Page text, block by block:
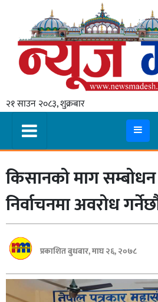
२१ साउन २०८३, शुक्रबार
गृहपृष्ठ
स्थानीय
प्रदेश
मधेश
प्रदेश
लुम्बिनी
गण्डकी
बागमती
कर्णाली
किसानको माग
निर्वाचनमा अवरोध
प्रकाशित बुधबार, माघ २६, २०७८